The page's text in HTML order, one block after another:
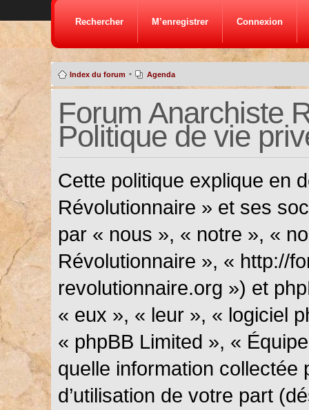
Rechercher M’enregistrer Connexion
Index du forum • Agenda
Forum Anarchiste
Politique de vie
Cette politique explique en
Révolutionnaire » et ses
par « nous », « notre », «
Révolutionnaire », « http://
revolutionnaire.org ») et
« eux », « leur », « logiciel
« phpBB Limited », «
quelle information collectée
d’utilisation de votre part